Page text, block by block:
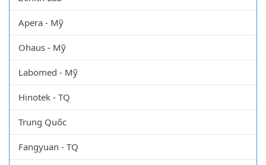
Apera - Mỹ
Ohaus - Mỹ
Labomed - Mỹ
Hinotek - TQ
Trung Quốc
Fangyuan - TQ